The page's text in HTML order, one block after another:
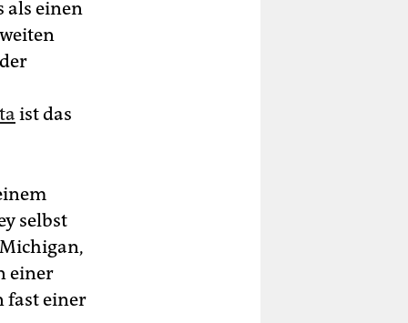
als einen
ist das
selbst
einer
fast einer